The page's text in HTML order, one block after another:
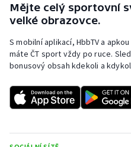
Mějte celý sportovní
velké obrazovce.
S mobilní aplikací, HbbTV a
máte ČT sport vždy po ruce.
bonusový obsah kdekoli a